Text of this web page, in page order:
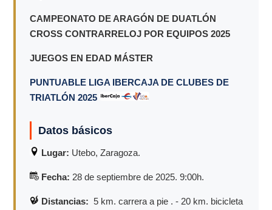
CAMPEONATO DE ARAGÓN DE DUATLÓN
CROSS CONTRARRELOJ POR EQUIPOS 2025
JUEGOS EN EDAD MÁSTER
PUNTUABLE LIGA IBERCAJA DE CLUBES DE
TRIATLÓN 2025
Datos básicos
Lugar: Utebo, Zaragoza.
Fecha: 28 de septiembre de 2025. 9:00h.
Distancias: 5 km. carrera a pie . - 20 km. bicicleta